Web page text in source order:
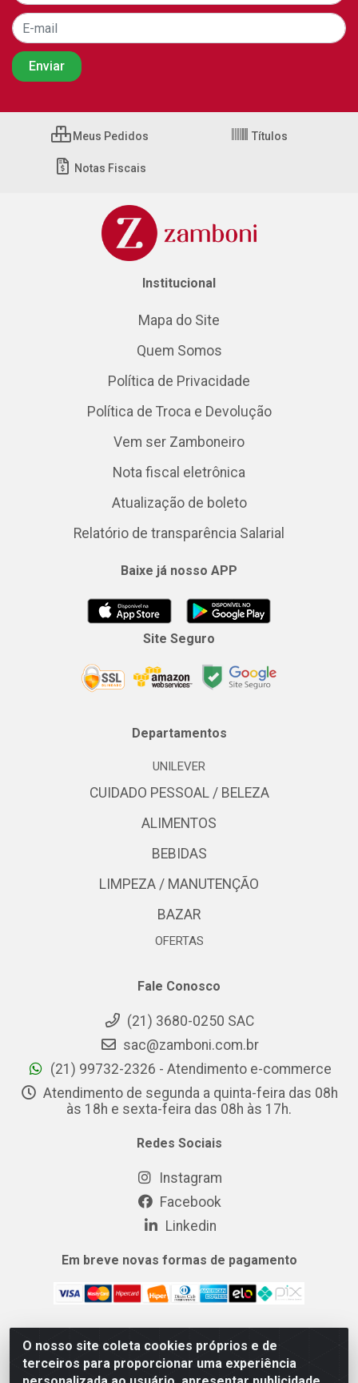
O nosso site coleta cookies próprios e de
terceiros para proporcionar uma experiência
Meus Pedidos Títulos
Notas Fiscais
Institucional
Mapa do Site
Quem Somos
Política de Privacidade
Política de Troca e Devolução
Vem ser Zamboneiro
Nota fiscal eletrônica
Atualização de boleto
Relatório de transparência Salarial
Baixe já nosso APP
Site Seguro
Departamentos
UNILEVER
CUIDADO PESSOAL / BELEZA
ALIMENTOS
BEBIDAS
LIMPEZA / MANUTENÇÃO
BAZAR
OFERTAS
Fale Conosco
(21) 3680-0250 SAC
sac@zamboni.com.br
(21) 99732-2326 - Atendimento e-commerce
Atendimento de segunda a quinta-feira das 08h
às 18h e sexta-feira das 08h às 17h.
Redes Sociais
Instagram
Facebook
Linkedin
Em breve novas formas de pagamento
MIX CERTO DISTRIBUIDORA DE COSMÉTICOS ALIMENTOS E
LIMPEZA LTDA - Rua Dezesseis, 200, Xerém, Duque de